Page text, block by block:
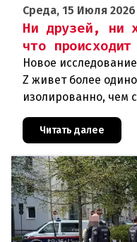
Среда, 15 Июля 2026
Ни друзей, ни
что
Новое
Z живет более
изолированно, чем
Общение
сетях. Особенно
Читать далее